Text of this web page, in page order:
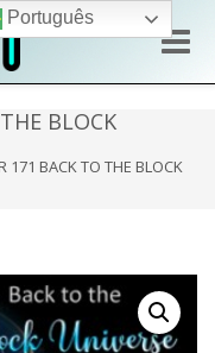
Toggle
BLOCK
171 BACK TO THE BLOCK
Português